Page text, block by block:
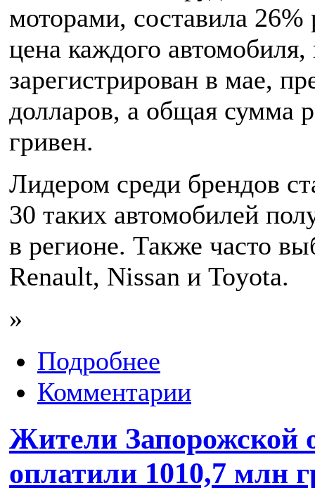
моторами, составила
цена каждого
зарегистрирован в мае,
долларов, а общая сумма
гривен.
Лидером среди брендов
30 таких автомобилей
в регионе. Также часто
Renault, Nissan и Toyota.
»
Подробнее
Комментарии
Жители Запорожской
оплатили 1010,7 млн